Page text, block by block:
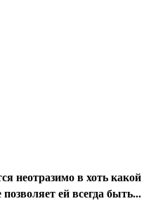
неотразимо в хоть какой
ей всегда быть...